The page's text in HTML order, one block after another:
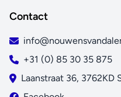
Contact
+31 (0) 85 30 35 875
Laanstraat 36, 3762KD